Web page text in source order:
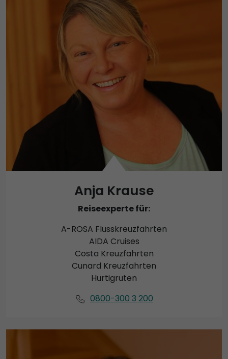
Anja Krause
Reiseexperte für:
A-ROSA Flusskreuzfahrten
AIDA Cruises
Costa Kreuzfahrten
Cunard Kreuzfahrten
Hurtigruten
0800-300 3 200